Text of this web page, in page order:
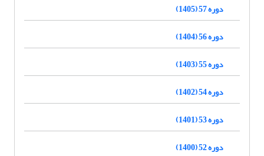
دوره 57 (1405)
دوره 56 (1404)
دوره 55 (1403)
دوره 54 (1402)
دوره 53 (1401)
دوره 52 (1400)